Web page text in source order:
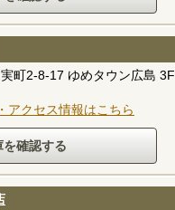
町2-8-17 ゆめタウン広島 3F
アクセス情報はこちら